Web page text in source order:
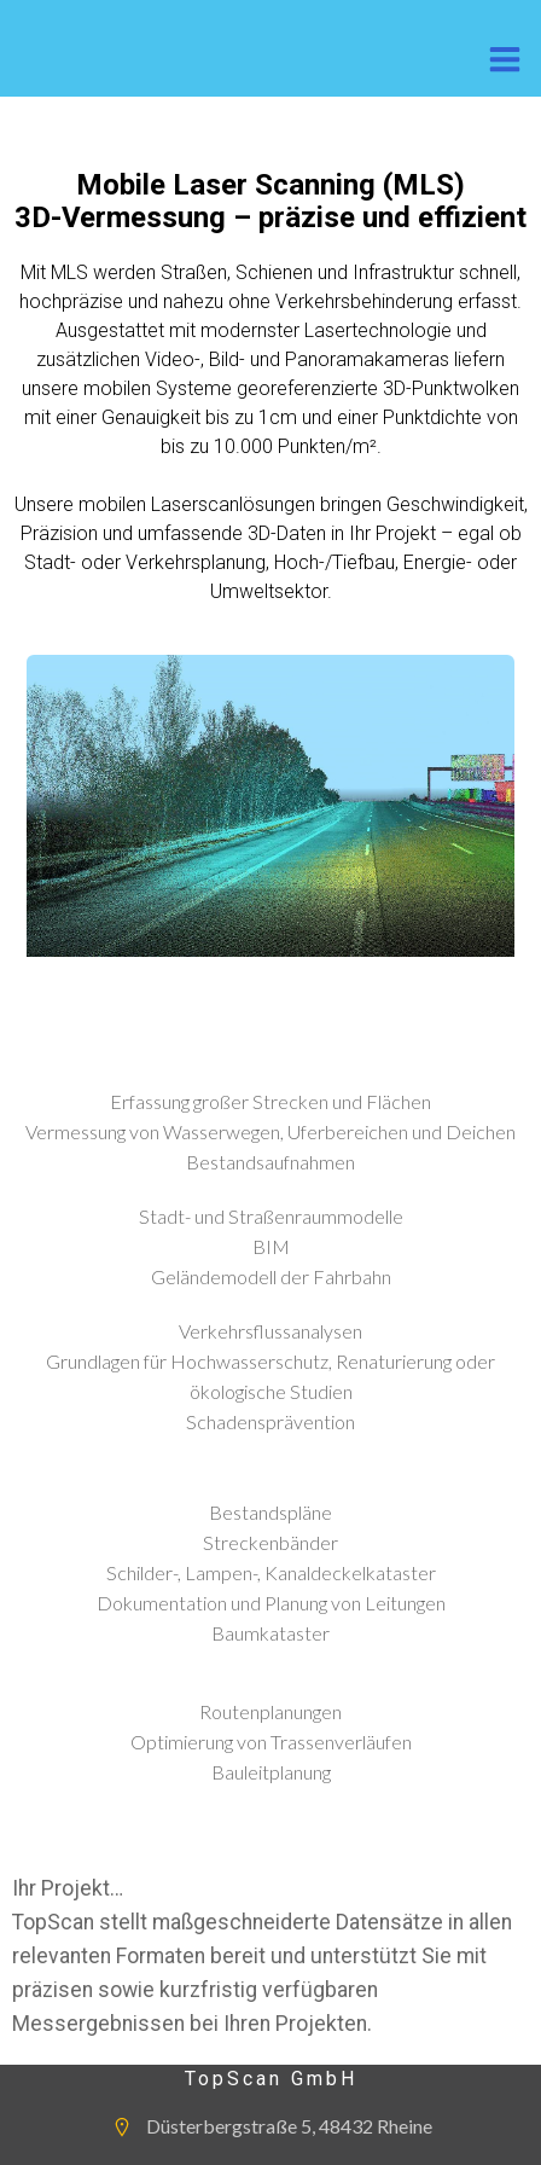
Mobile Laser Scanning (MLS)
3D-Vermessung – präzise und effizient
Mit MLS werden Straßen, Schienen und Infrastruktur schnell,
hochpräzise und nahezu ohne Verkehrsbehinderung erfasst.
Ausgestattet mit modernster Lasertechnologie und
zusätzlichen Video-, Bild- und Panoramakameras liefern
unsere mobilen Systeme georeferenzierte 3D-Punktwolken
mit einer Genauigkeit bis zu 1cm und einer Punktdichte von
bis zu 10.000 Punkten/m².
Unsere mobilen Laserscanlösungen bringen Geschwindigkeit,
Präzision und umfassende 3D-Daten in Ihr Projekt – egal ob
Stadt- oder Verkehrsplanung, Hoch-/Tiefbau, Energie- oder
Umweltsektor.
Erfassung großer Strecken und Flächen
Vermessung von Wasserwegen, Uferbereichen und Deichen
Bestandsaufnahmen
Stadt- und Straßenraummodelle
BIM
Geländemodell der Fahrbahn
Verkehrsflussanalysen
Grundlagen für Hochwasserschutz, Renaturierung oder
ökologische Studien
Schadensprävention
Bestandspläne
Streckenbänder
Schilder-, Lampen-, Kanaldeckelkataster
Dokumentation und Planung von Leitungen
Baumkataster
Routenplanungen
Optimierung von Trassenverläufen
Bauleitplanung
Ihr Projekt…
TopScan stellt maßgeschneiderte Datensätze in allen
relevanten Formaten bereit und unterstützt Sie mit
präzisen sowie kurzfristig verfügbaren
Messergebnissen bei Ihren Projekten.
TopScan GmbH
Düsterbergstraße 5, 48432 Rheine